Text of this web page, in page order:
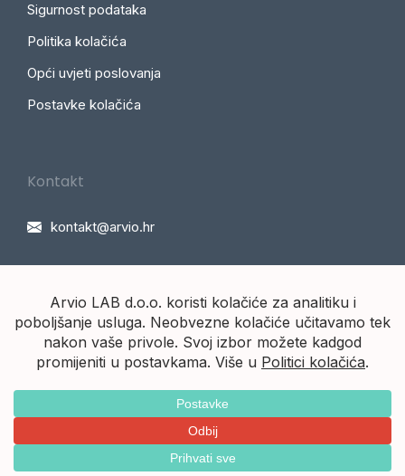
Sigurnost podataka
Politika kolačića
Opći uvjeti poslovanja
Postavke kolačića
Kontakt
kontakt@arvio.hr
Arvio d.o.o.Ⓒ 2018 - 2026